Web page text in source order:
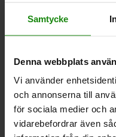
Samtycke
Denna webbplats
Vi använder
och annonserna till
för sociala medier och
vidarebefordrar även
02130
STÖDBULT D1=6,